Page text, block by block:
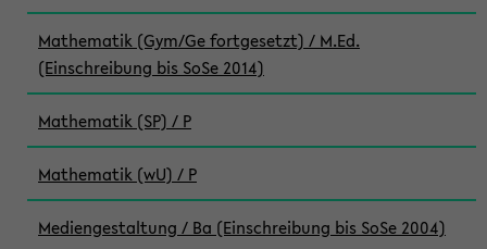
Mathematik (Gym/Ge fortgesetzt) / M.Ed.
(Einschreibung bis SoSe 2014)
Mathematik (SP) / P
Mathematik (wU) / P
Mediengestaltung / Ba (Einschreibung bis SoSe 2004)